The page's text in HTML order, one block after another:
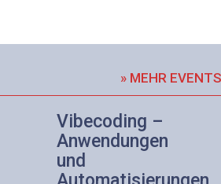
» MEHR EVENTS
Vibecoding –
Anwendungen
und